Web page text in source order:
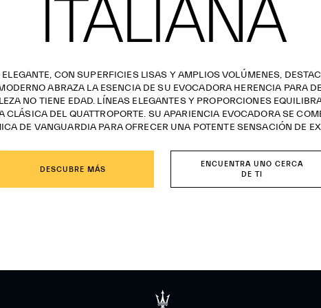
ITALIANA
CON SUPERFICIES LISAS Y AMPLIOS VOLÚMENES,
ABRAZA LA ESENCIA DE SU EVOCADORA HERENCIA PARA
NO TIENE EDAD. LÍNEAS ELEGANTES Y PROPORCIONES
CLÁSICA DEL QUATTROPORTE. SU APARIENCIA EVOCADORA SE
DE VANGUARDIA PARA OFRECER UNA POTENTE SENSACIÓN DE
DESCUBRE MÁS
ENCUENTRA UNO CERCA
DE TI